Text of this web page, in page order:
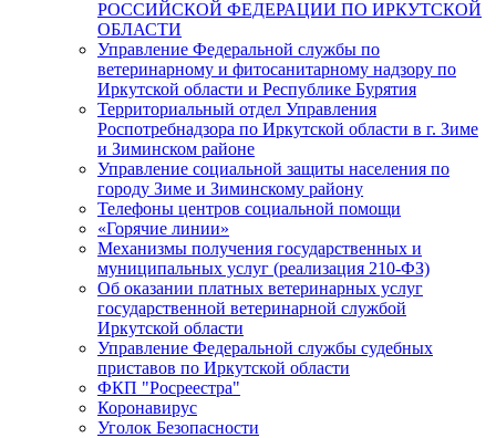
РОССИЙСКОЙ ФЕДЕРАЦИИ ПО ИРКУТСКОЙ
ОБЛАСТИ
Управление Федеральной службы по
ветеринарному и фитосанитарному надзору по
Иркутской области и Республике Бурятия
Территориальный отдел Управления
Роспотребнадзора по Иркутской области в г. Зиме
и Зиминском районе
Управление социальной защиты населения по
городу Зиме и Зиминскому району
Телефоны центров социальной помощи
«Горячие линии»
Механизмы получения государственных и
муниципальных услуг (реализация 210-ФЗ)
Об оказании платных ветеринарных услуг
государственной ветеринарной службой
Иркутской области
Управление Федеральной службы судебных
приставов по Иркутской области
ФКП "Росреестра"
Коронавирус
Уголок Безопасности